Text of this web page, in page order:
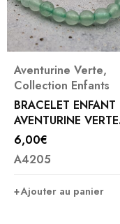
Aventurine Verte,
Collection Enfants
BRACELET ENFANT
AVENTURINE VERTE
4MM
6,00€
A4205
Ajouter au panier